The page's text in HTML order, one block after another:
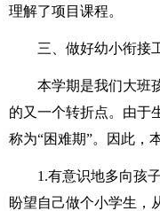
理解了项目课程。
三、做好幼小衔接
本学期是我们大班
的又一个转折点。由于
称为“困难期”。因此，
1.有意识地多向孩
盼望自己做个小学生，